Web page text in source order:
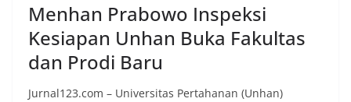
Menhan Prabowo Inspeksi
Kesiapan Unhan Buka Fakultas
dan Prodi Baru
Jurnal123.com – Universitas Pertahanan (Unhan)